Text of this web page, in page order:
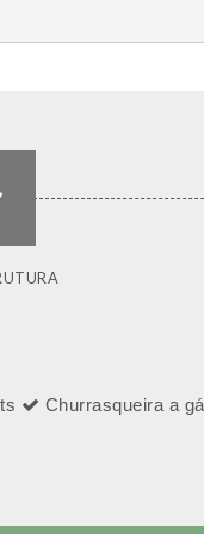
Churrasqueira a